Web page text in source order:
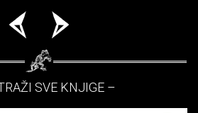
SVE KNJIGE –